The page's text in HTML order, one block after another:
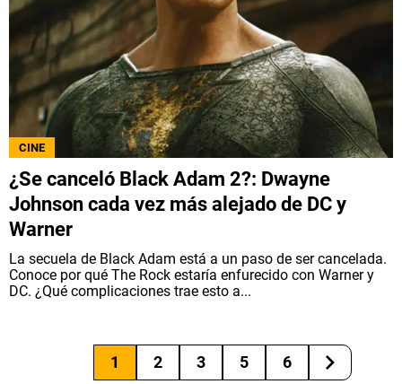
CINE
¿Se canceló Black Adam 2?: Dwayne
Johnson cada vez más alejado de DC y
Warner
La secuela de Black Adam está a un paso de ser cancelada.
Conoce por qué The Rock estaría enfurecido con Warner y
DC. ¿Qué complicaciones trae esto a...
1 2 3 5 6